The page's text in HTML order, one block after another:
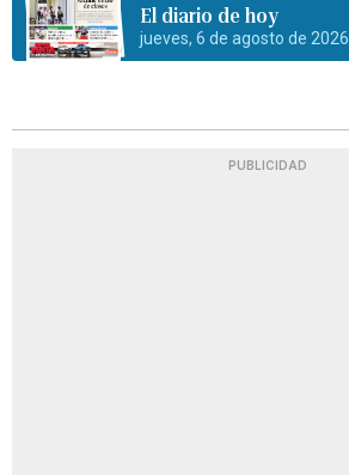
El diario de hoy
jueves, 6 de agosto de 2026
PUBLICIDAD